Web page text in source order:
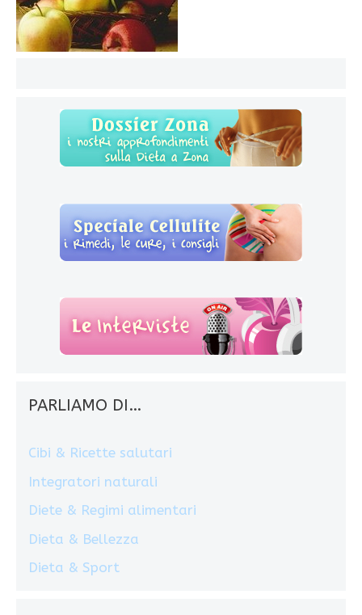
PARLIAMO DI…
Cibi & Ricette salutari
Integratori naturali
Diete & Regimi alimentari
Dieta & Bellezza
Dieta & Sport